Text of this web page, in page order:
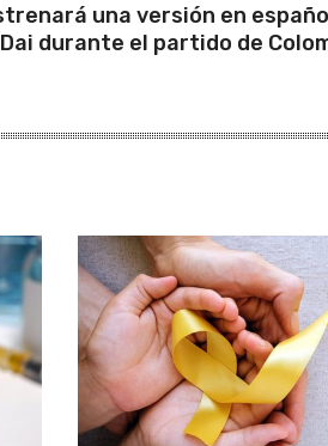
una versión en
durante el partido de